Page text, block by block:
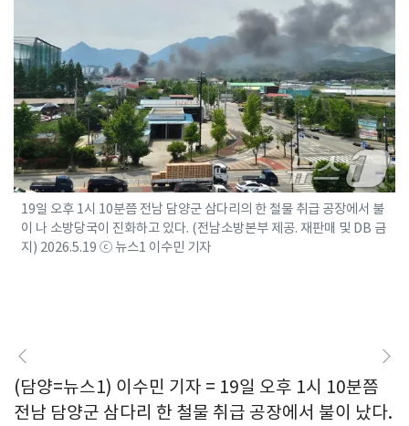
19일 오후 1시 10분쯤 전남 담양군 삼다리의 한 철물 취급 공장에서 불
이 나 소방당국이 진화하고 있다. (전남소방본부 제공. 재판매 및 DB 금
지) 2026.5.19 ⓒ 뉴스1 이수민 기자
(담양=뉴스1) 이수민 기자 = 19일 오후 1시 10분쯤
전남 담양군 삼다리 한 철물 취급 공장에서 불이 났다.